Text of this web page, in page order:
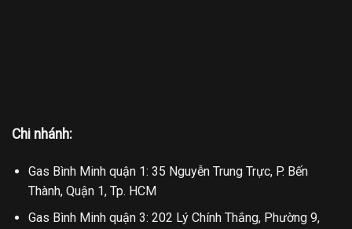
Chi nhánh:
Gas Bình Minh quận 1: 35 Nguyễn Trung Trực, P. Bến
Thành, Quận 1, Tp. HCM
Gas Bình Minh quận 3: 202 Lý Chính Thắng, Phường 9,